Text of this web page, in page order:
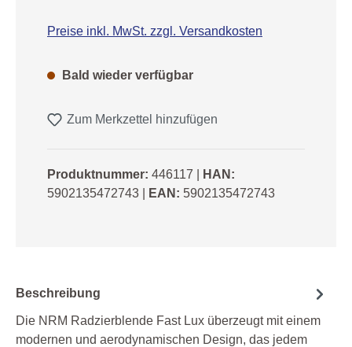
Preise inkl. MwSt. zzgl. Versandkosten
Bald wieder verfügbar
Zum Merkzettel hinzufügen
Produktnummer: 446117
HAN:
5902135472743
EAN: 5902135472743
Beschreibung
Die NRM Radzierblende Fast Lux überzeugt mit einem
modernen und aerodynamischen Design, das jedem